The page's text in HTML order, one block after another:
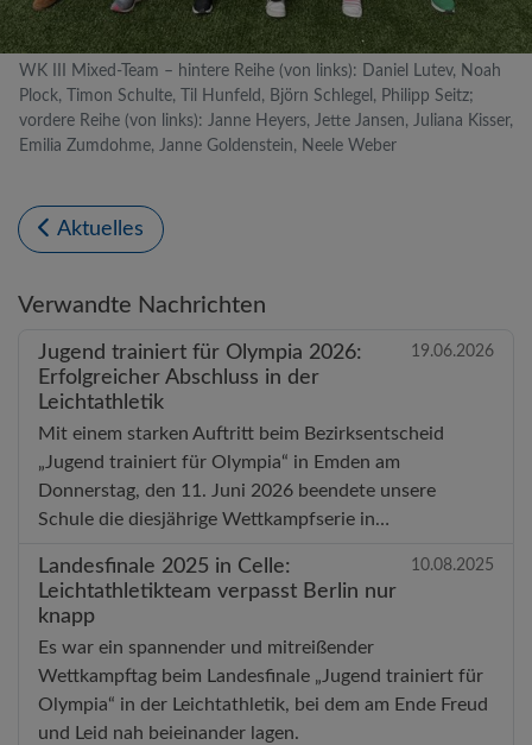
WK III Mixed-Team – hintere Reihe (von links): Daniel Lutev, Noah
Plock, Timon Schulte, Til Hunfeld, Björn Schlegel, Philipp Seitz;
vordere Reihe (von links): Janne Heyers, Jette Jansen, Juliana Kisser,
Emilia Zumdohme, Janne Goldenstein, Neele Weber
Aktuelles
Verwandte Nachrichten
Jugend trainiert für Olympia 2026:
Erfolgreicher Abschluss in der
Leichtathletik
19.06.2026
Mit einem starken Auftritt beim Bezirksentscheid
„Jugend trainiert für Olympia“ in Emden am
Donnerstag, den 11. Juni 2026 beendete unsere
Schule die diesjährige Wettkampfserie in…
Landesfinale 2025 in Celle:
Leichtathletikteam verpasst Berlin nur
knapp
10.08.2025
Es war ein spannender und mitreißender
Wettkampftag beim Landesfinale „Jugend trainiert für
Olympia“ in der Leichtathletik, bei dem am Ende Freud
und Leid nah beieinander lagen.